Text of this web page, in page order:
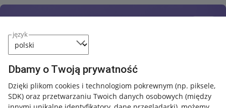
język
Dbamy o Twoją prywatność
Dzięki plikom cookies i technologiom pokrewnym (np. piksele,
SDK) oraz przetwarzaniu Twoich danych osobowych (między